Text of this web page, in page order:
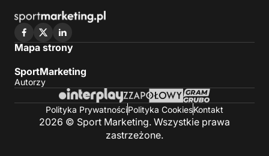
Mapa strony
SportMarketing
Autorzy
Polityka PrywatnościPolityka CookiesKontakt
2026 © Sport Marketing. Wszystkie prawa
zastrzeżone.